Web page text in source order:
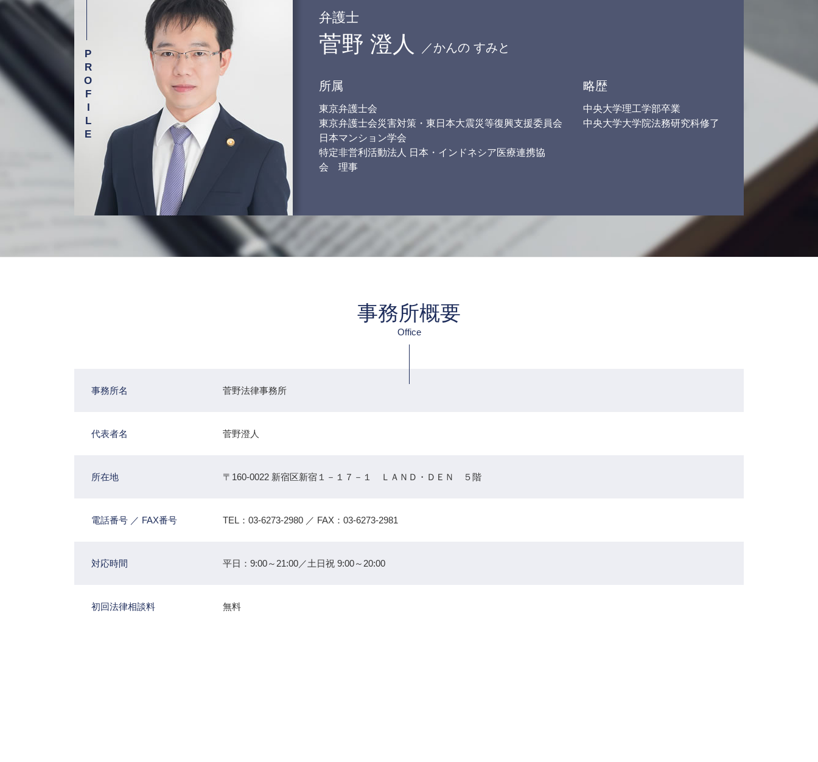
医療事故 調査センター
介護 現場の事故
医療過誤 不可抗力
医療事故 訴訟
グループ ホーム 事故
不倫 離婚 慰謝料 相場
離婚 別居期間
養育費 調停
離婚調停 不成立 その後
介護事故 相談 弁護士 杉並区
交通事故 相談 弁護士 新宿区
介護事故 相談 弁護士 目黒区
離婚 相談 弁護士 新宿区
相続 相談 弁護士 新宿区
労働問題 相談 弁護士 目黒区
労働問題 相談 弁護士 新宿区
債務整理 相談 弁護士 新宿区
弁護士
菅野 澄人 ／かんの すみと
所属
東京弁護士会
東京弁護士会災害対策・東日本大震災等復興支援委員会
日本マンション学会
特定非営利活動法人 日本・インドネシア医療連携協
会 理事
略歴
中央大学理工学部卒業
中央大学大学院法務研究科修了
事務所概要
Office
事務所名 菅野法律事務所
代表者名 菅野澄人
所在地 〒160-0022 新宿区新宿１－１７－１ ＬＡＮＤ・ＤＥＮ ５階
電話番号 ／ FAX番号 TEL：03-6273-2980 ／ FAX：03-6273-2981
対応時間 平日：9:00～21:00／土日祝 9:00～20:00
初回法律相談料 無料